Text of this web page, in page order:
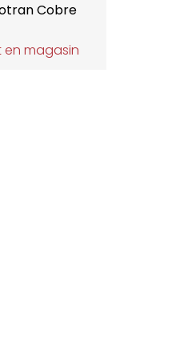
Cobre
en magasin